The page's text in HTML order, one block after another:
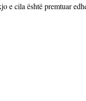
e cila është premtuar